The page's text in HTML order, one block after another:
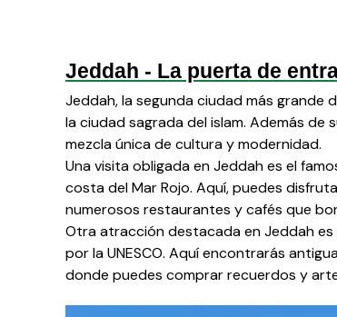
Jeddah - La puerta de
Jeddah, la segunda ciudad más grande
la ciudad sagrada del islam. Además
mezcla única de cultura y modernidad.
Una visita obligada en Jeddah es el
costa del Mar Rojo. Aquí, puedes
numerosos restaurantes y cafés que
Otra atracción destacada en Jeddah es
por la UNESCO. Aquí encontrarás
donde puedes comprar recuerdos y